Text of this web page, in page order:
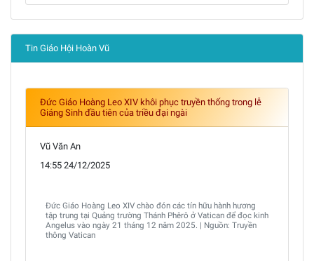
Tin Giáo Hội Hoàn Vũ
Đức Giáo Hoàng Leo XIV khôi phục truyền thống trong lễ
Giáng Sinh đầu tiên của triều đại ngài
Vũ Văn An
14:55 24/12/2025
Đức Giáo Hoàng Leo XIV chào đón các tín hữu hành hương
tập trung tại Quảng trường Thánh Phêrô ở Vatican để đọc kinh
Angelus vào ngày 21 tháng 12 năm 2025. | Nguồn: Truyền
thông Vatican